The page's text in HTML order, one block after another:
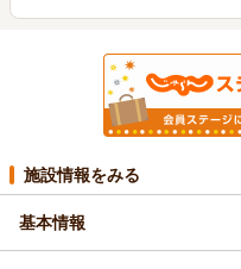
施設情報をみる
基本情報